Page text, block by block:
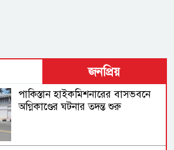
জনপ্রিয়
পাকিস্তান হাইকমিশনারের বাসভবনে
অগ্নিকাণ্ডের ঘটনার তদন্ত শুরু